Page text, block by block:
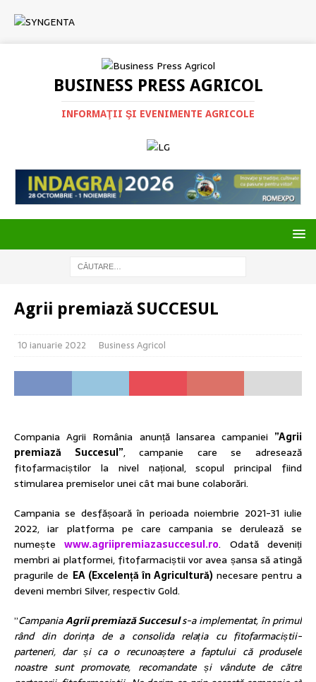
BUSINESS PRESS AGRICOL
INFORMAŢII ŞI EVENIMENTE AGRICOLE
Agrii premiază SUCCESUL
10 ianuarie 2022 Business Agricol
Compania Agrii România anunță lansarea campaniei ”Agrii
premiază Succesul”, campanie care se adresează
fitofarmaciștilor la nivel național, scopul principal fiind
stimularea premiselor unei cât mai bune colaborări.
Campania se desfășoară în perioada noiembrie 2021-31 iulie
2022, iar platforma pe care campania se derulează se
numeștewww.agriipremiazasuccesul.ro. Odată deveniți
membri ai platformei, fitofarmaciștii vor avea șansa să atingă
pragurile de EA (Excelență în Agricultură) necesare pentru a
deveni membri Silver, respectiv Gold.
”CampaniaAgrii premiază Succesuls-a implementat, în primul
rând din dorința de a consolida relația cu fitofarmaciștii-
parteneri, dar și ca o recunoaștere a faptului că produsele
noastre sunt promovate, recomandate și vândute de către